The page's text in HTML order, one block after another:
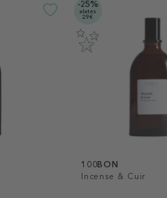
-25%
alates
29€
100BON
Incense & Cuir